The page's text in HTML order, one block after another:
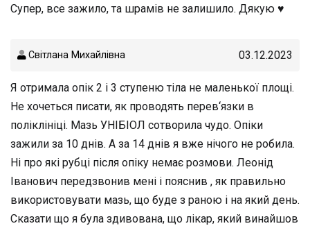
Супер, все зажило, та шрамів не залишило. Дякую ♥️
Світлана Михайлівна 03.12.2023
Я отримала опік 2 і 3 ступеню тіла не маленької площі.
Не хочеться писати, як проводять перев‘язки в
поліклініці. Мазь УНІБІОЛ сотворила чудо. Опіки
зажили за 10 днів. А за 14 днів я вже нічого не робила.
Ні про які рубці після опіку немає розмови. Леонід
Іванович передзвонив мені і пояснив , як правильно
використовувати мазь, що буде з раною і на який день.
Сказати що я була здивована, що лікар, який винайшов